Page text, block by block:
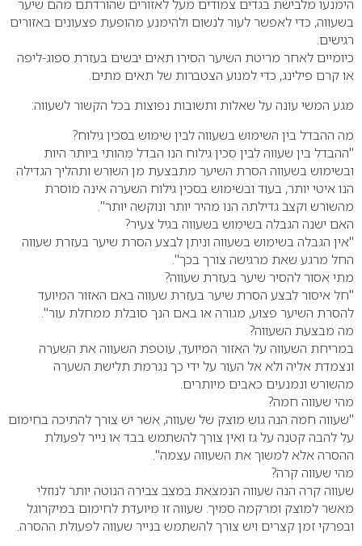
הימנעו מלבישת בגדים צמודים מעל לאזורים שהורדתם מהם שיער
בשעווה, כדי לאפשר לעור לנשום ולהימנע מהופעת פצעונים באזורים
רגישים.
כיומיים לאחר מריטת השיער הסירו תאים יבשים בעזרת ספוג-ליפה
או קרם פילינג, כדי למנוע הצטברות של תאים מתים.
מגע המשי עונה על שאלות ותשובות נפוצות בכל הקשור לשעווה:
מה ההבדל בין השימוש בשעווה לבין שימוש בסכין גילוח?
"ההבדל בין שעווה לבין סכין גילוח הנו הבדל מהותי ביותר היות
ובשימוש בשעווה הסרת השיער מתבצעת מן השורש ותהליך הגדילה
הנו איטי יותר, בעוד ובשימוש בסכין גילוח השערה אינה מוסרת
מהשורש וקצב גדילתה הנו מהיר יותר ונוקשה יותר".
האם ישנה הגבלה בשימוש בשעווה בגיל צעיר?
"אין הגבלה בשימוש בשעווה וניתן לבצע הסרת שיער בעזרת שעווה
החל מרגע שאת מרגישה צורך בכך".
מתי אסור להסיר שיער בעזרת שעווה?
"חל איסור לבצע הסרת שיער בעזרת שעווה באם האזור המיועד
להסרת השיער פצוע, מגורה או באם הנך סובלת ממחלת עור".
מה מבצעת השעווה?
במריחת השעווה על האזור המיועד, עוטפת השעווה את השערה
ונצמדת אליה ולא אל העור על ידי כך נגרמת תלישת השערה
מהשורש ונמנעים כאבים מיותרים.
מהי שעווה חמה?
"שעווה חמה הנה גוש מוצק של שעווה, אשר יש צורך להתיכה בחימום
על להבה קטנה על גז ואין צורך להשתמש בבד או נייר לפעולת
ההסרה אלא למשוך את השעווה עצמה".
מהי שעווה קרה?
שעווה קרה הנה שעווה הנמצאת במצב צבירה הנוטה יותר לנוזלי
מאשר למוצק ומרקמה סמיך. שעווה זו מיועדת לחימום במיקרוגל
ובפרקי זמן קצרים ויש צורך להשתמש בנייר שעווה לפעולת ההסרה.